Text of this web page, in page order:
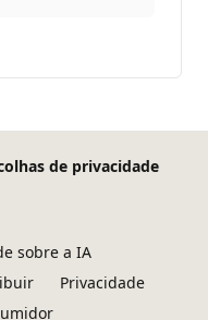
de privacidade
sobre a IA
Privacidade